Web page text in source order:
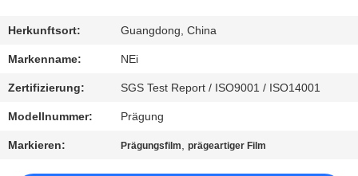
QUALITÄTSKONTROLLE
TRETEN
SIE
MIT
Herkunftsort: Guangdong, China
Markenname: NEi
Zertifizierung: SGS Test Report / ISO9001 / ISO14001
Modellnummer: Prägung
Markieren: Prägungsfilm,prägeartiger Film